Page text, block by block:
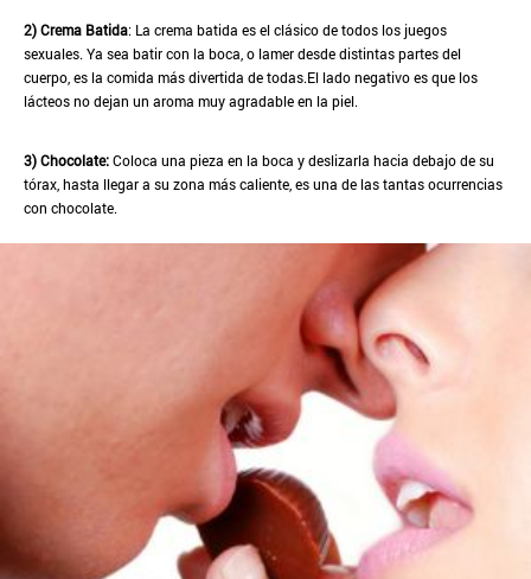
2) Crema Batida: La crema batida es el clásico de todos los juegos
sexuales. Ya sea batir con la boca, o lamer desde distintas partes del
cuerpo, es la comida más divertida de todas.El lado negativo es que los
lácteos no dejan un aroma muy agradable en la piel.
3) Chocolate:Coloca una pieza en la boca y deslizarla hacia debajo de su
tórax, hasta llegar a su zona más caliente, es una de las tantas ocurrencias
con chocolate.